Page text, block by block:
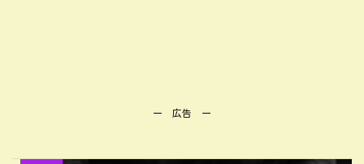
ー 広告 ー